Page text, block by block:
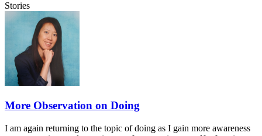
Stories
More Observation on Doing
I am again returning to the topic of doing as I gain more awareness